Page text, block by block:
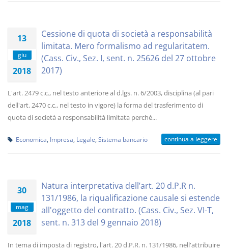
13
giu
2018
Cessione di quota di società a responsabilità
limitata. Mero formalismo ad regularitatem.
(Cass. Civ., Sez. I, sent. n. 25626 del 27 ottobre
2017)
L'art. 2479 c.c., nel testo anteriore al d.lgs. n. 6/2003, disciplina (al pari
dell'art. 2470 c.c., nel testo in vigore) la forma del trasferimento di
quota di società a responsabilità limitata perché...
Economica Impresa Legale Sistema bancario continua a leggere
30
mag
2018
Natura interpretativa dell’art. 20 d.P.R n.
131/1986, la riqualificazione causale si estende
all'oggetto del contratto. (Cass. Civ., Sez. VI-T,
sent. n. 313 del 9 gennaio 2018)
In tema di imposta di registro, l'art. 20 d.P.R. n. 131/1986, nell'attribuire